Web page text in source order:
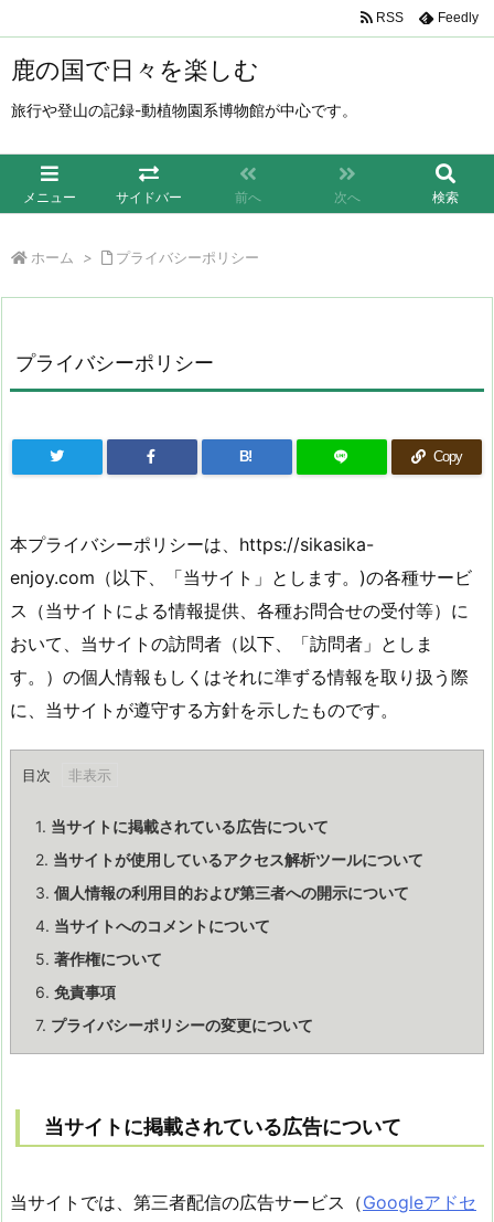
鹿の国で日々を楽しむ
旅行や登山の記録-動植物園系博物館が中心です。
メニュー サイドバー 前へ 次へ 検索
RSS Feedly
ホーム > プライバシーポリシー
プライバシーポリシー
B! Copy
本プライバシーポリシーは、https://sikasika-
enjoy.com（以下、「当サイト」とします。)の各種サービ
ス（当サイトによる情報提供、各種お問合せの受付等）に
おいて、当サイトの訪問者（以下、「訪問者」としま
す。）の個人情報もしくはそれに準ずる情報を取り扱う際
に、当サイトが遵守する方針を示したものです。
目次
1. 当サイトに掲載されている広告について
2. 当サイトが使用しているアクセス解析ツールについて
3. 個人情報の利用目的および第三者への開示について
4. 当サイトへのコメントについて
5. 著作権について
6. 免責事項
7. プライバシーポリシーの変更について
当サイトに掲載されている広告について
当サイトでは、第三者配信の広告サービス（Googleアドセ